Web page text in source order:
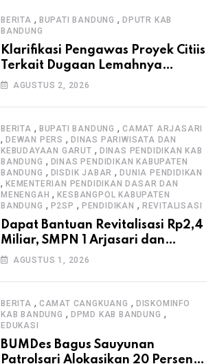
BERITA , BUPATI BANDUNG ,DPUTR KAB
BANDUNG
Klarifikasi Pengawas Proyek Citiis
Terkait Dugaan Lemahnya
Pengawasan K3
AGUSTUS 2, 2026
BERITA , BUPATI BANDUNG ,CAMAT ARJASARI
, DEWAN PERS , DINAS PARIWISATA DAN
KEBUDAYAAN GARUT , DINAS PENDIDIKAN KAB
BANDUNG , DINAS PENDIDIKAN KABUPATEN
BANDUNG , DISDIK JABAR ,DUNIA PENDIDIKAN
, KEMENTERIAN PENDIDIKAN DASAR DAN
MENENGAH ,KESBANGPOL KABUPATEN
BANDUNG , P2SP , PENDIDIKAN , REVITALISASI
Dapat Bantuan Revitalisasi Rp2,4
Miliar, SMPN 1 Arjasari dan
Masyarakat Sambut Antusias
AGUSTUS 1, 2026
BERITA , CAMAT CANGKUANG , DISKOMINFO
KAB BANDUNG , DPMD KAB BANDUNG ,
EDUKASI
BUMDes Bagus Sauyunan
Patrolsari Alokasikan 20 Persen